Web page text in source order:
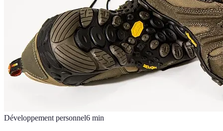
Développement personnel6 min